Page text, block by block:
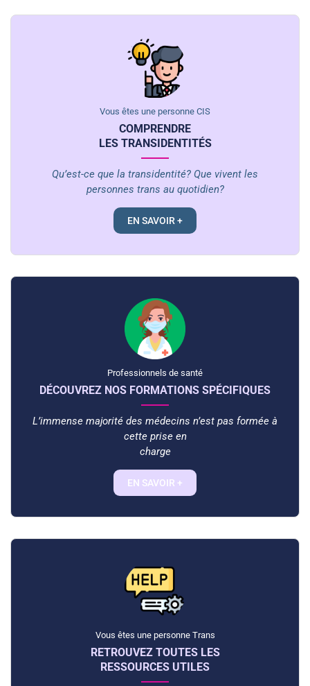
Vous êtes une personne CIS
COMPRENDRE
LES TRANSIDENTITÉS
Qu’est-ce que la transidentité? Que vivent les
personnes trans au quotidien?
EN SAVOIR +
Professionnels de santé
DÉCOUVREZ NOS FORMATIONS SPÉCIFIQUES
L’immense majorité des médecins n’est pas formée à
cette prise en
charge
EN SAVOIR +
Vous êtes une personne Trans
RETROUVEZ TOUTES LES
RESSOURCES UTILES